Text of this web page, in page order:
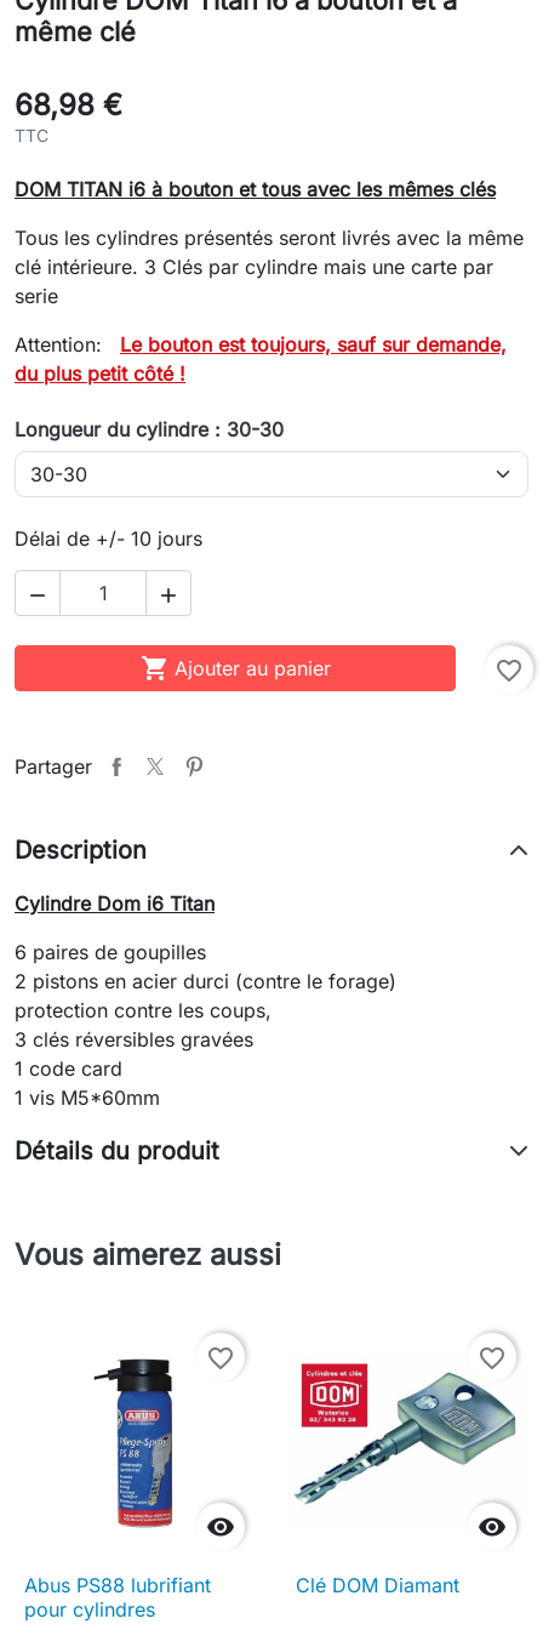
même clé
68,98 €
TTC
DOM TITAN i6 à bouton et tous avec les mêmes clés
Tous les cylindres présentés seront livrés avec la même
clé intérieure. 3 Clés par cylindre mais une carte par
serie
Attention: Le bouton est toujours, sauf sur demande,
du plus petit côté !
Longueur du cylindre : 30-30
Délai de +/- 10 jours
 
 Ajouter au panier favorite_border
Partager
Description
Cylindre Dom i6 Titan
6 paires de goupilles
2 pistons en acier durci (contre le forage)
protection contre les coups,
3 clés réversibles gravées
1 code card
1 vis M5*60mm
Détails du produit
Vous aimerez aussi

favorite_border
Abus PS88 lubrifiant
pour cylindres

favorite_border
Clé DOM Diamant